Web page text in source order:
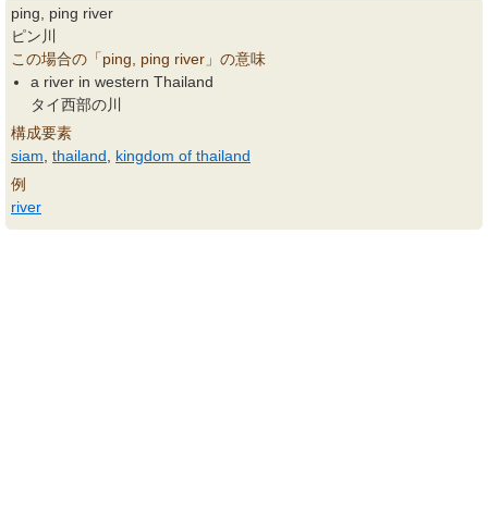
ping, ping river
ピン川
この場合の「ping, ping river」の意味
a river in western Thailand
タイ西部の川
構成要素
siam thailand
kingdom of thailand
例
river